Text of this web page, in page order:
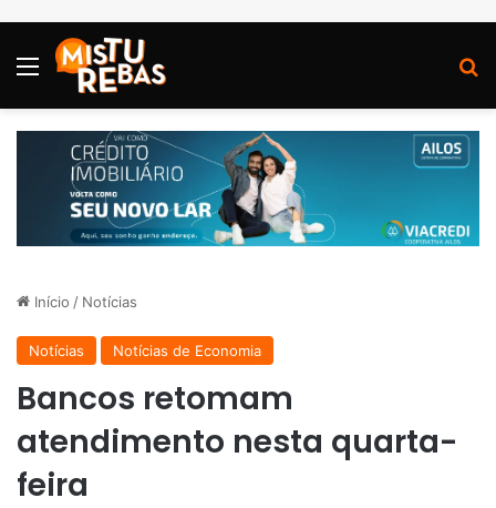
Menu
Início / Notícias
Notícias Notícias de Economia
Bancos retomam
atendimento nesta quarta-
feira